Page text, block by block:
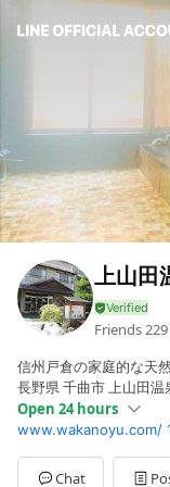
上山田
Friends229
信州戸倉の家庭的な天
長野県 千曲市 上山田
Open 24 hours
Sun00:00 - 00:00
Mon00:00 - 00:00
Tue00:00 - 00:00
www.wakanoyu.com/
Chat